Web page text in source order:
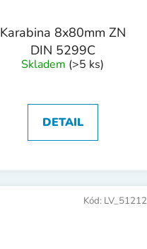
Karabina 8x80mm ZN
DIN 5299C
Skladem (>5 ks)
DETAIL
Kód: LV_51212